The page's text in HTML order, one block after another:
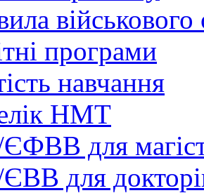
військового
програми
навчання
НМТ
для
для